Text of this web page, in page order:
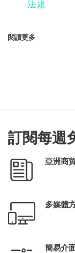
法規
閱讀更多
訂閱每週
亞洲商
多媒體
簡易介